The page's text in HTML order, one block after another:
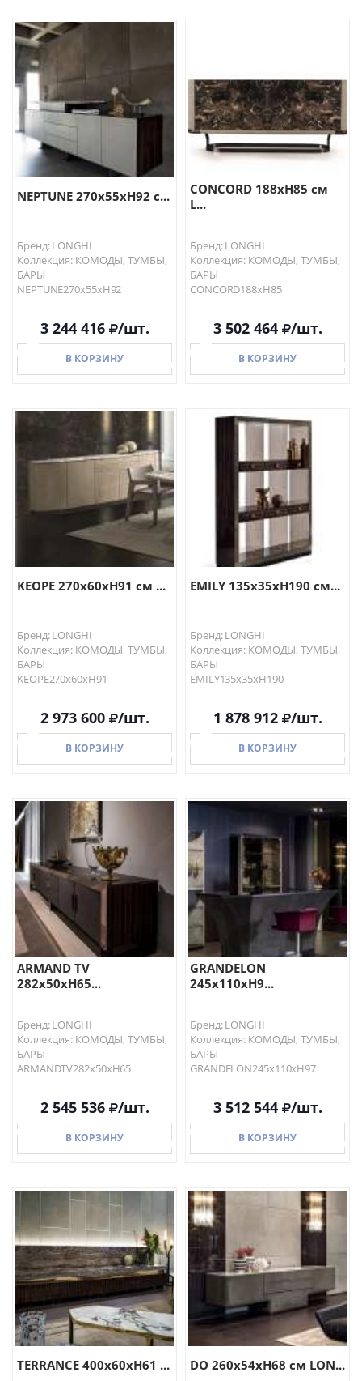
NEPTUNE 270x55xH92 с...
Бренд: LONGHI
Коллекция: КОМОДЫ, ТУМБЫ,
БАРЫ
NEPTUNE270x55xH92
3 244 416 /шт.
В КОРЗИНУ
В КОРЗИНУ
CONCORD 188хH85 см
L...
Бренд: LONGHI
Коллекция: КОМОДЫ, ТУМБЫ,
БАРЫ
CONCORD188хH85
3 502 464 /шт.
В КОРЗИНУ
В КОРЗИНУ
KEOPE 270х60хH91 см ...
Бренд: LONGHI
Коллекция: КОМОДЫ, ТУМБЫ,
БАРЫ
KEOPE270х60хH91
2 973 600 /шт.
В КОРЗИНУ
В КОРЗИНУ
EMILY 135х35хH190 см...
Бренд: LONGHI
Коллекция: КОМОДЫ, ТУМБЫ,
БАРЫ
EMILY135х35хH190
1 878 912 /шт.
В КОРЗИНУ
В КОРЗИНУ
ARMAND TV
282x50xH65...
Бренд: LONGHI
Коллекция: КОМОДЫ, ТУМБЫ,
БАРЫ
ARMANDTV282x50xH65
2 545 536 /шт.
В КОРЗИНУ
В КОРЗИНУ
GRANDELON
245x110xH9...
Бренд: LONGHI
Коллекция: КОМОДЫ, ТУМБЫ,
БАРЫ
GRANDELON245x110xH97
3 512 544 /шт.
В КОРЗИНУ
TERRANCE 400x60хH61 ... DO 260x54хH68 см LON...